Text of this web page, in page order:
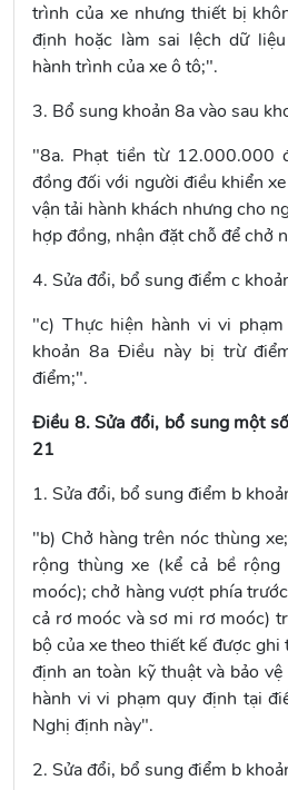
trình của xe nhưng thiết bị
định hoặc làm sai lệch dữ
hành trình của xe ô tô;".
3. Bổ sung khoản 8a vào sau
"8a. Phạt tiền từ 12.000.000
đồng đối với người điều khiển
vận tải hành khách nhưng cho
hợp đồng, nhận đặt chỗ để chở
4. Sửa đổi, bổ sungđiểm c
"c) Thực hiện hành vi vi
khoản 8a Điều này bị trừ
điểm;".
Điều 8. Sửa đổi, bổ sung một
21
1. Sửa đổi, bổ sungđiểm b
"b) Chở hàng trên nóc thùng
rộng thùng xe (kể cả bề
moóc); chở hàng vượt phía
cả rơ moóc và sơ mi rơ moóc)
bộ của xe theo thiết kế được
định an toàn kỹ thuật và bảo
hành vi vi phạm quy định tại
Nghị định này".
2. Sửa đổi, bổ sungđiểm b